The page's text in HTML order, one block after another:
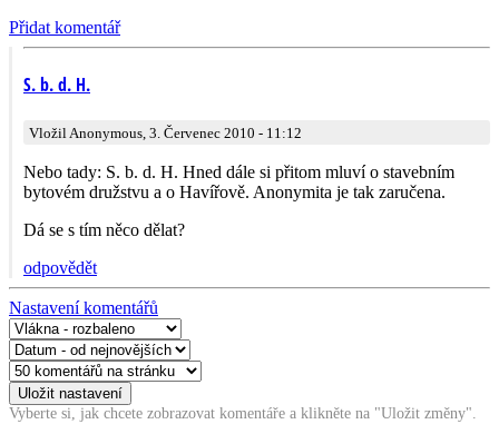
Přidat komentář
S. b. d. H.
Vložil Anonymous, 3. Červenec 2010 - 11:12
Nebo tady: S. b. d. H. Hned dále si přitom mluví o stavebním
bytovém družstvu a o Havířově. Anonymita je tak zaručena.
Dá se s tím něco dělat?
odpovědět
Nastavení komentářů
Vyberte si, jak chcete zobrazovat komentáře a klikněte na "Uložit změny".